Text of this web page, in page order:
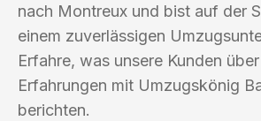
nach Montreux und bist auf der
einem zuverlässigen
Erfahre, was unsere Kunden
Erfahrungen mit Umzugskönig
berichten.